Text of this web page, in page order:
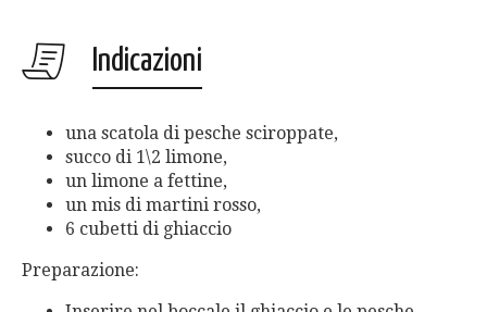
Indicazioni
una scatola di pesche sciroppate,
succo di 1\2 limone,
un limone a fettine,
un mis di martini rosso,
6 cubetti di ghiaccio
Preparazione: